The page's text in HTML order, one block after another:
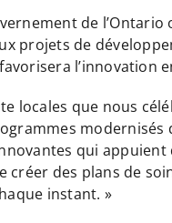
de
projets de
locales que nous
modernisés
qui
créer des plans de
instant. »